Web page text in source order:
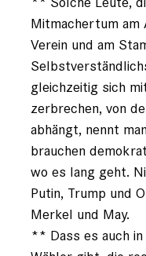
Mitmachertum am
Verein und am
gleichzeitig sich
zerbrechen, von
abhängt, nennt
brauchen
wo es lang geht.
Putin, Trump und
Merkel und May.
** Dass es auch